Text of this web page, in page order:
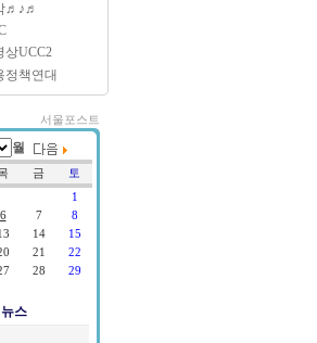
♬♪♬
상UCC2
정책연대
서울포스트